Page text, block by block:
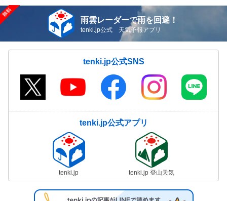
雨雲レーダーで雨を回避！
tenki.jp公式 天気予報アプリ
tenki.jp公式SNS
tenki.jp公式アプリ
tenki.jp tenki.jp 登山天気